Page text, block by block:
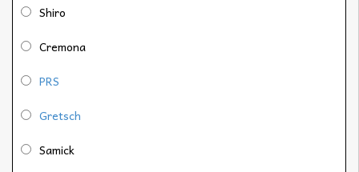
Shiro
Cremona
PRS
Gretsch
Samick